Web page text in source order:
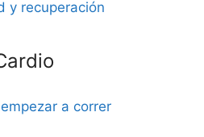
y recuperación
a correr